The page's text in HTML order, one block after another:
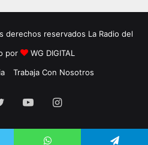
reservados La Radio del
por
WG DIGITAL
Trabaja Con Nosotros
TwitterYouTubeInstagram